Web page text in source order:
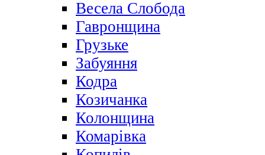
Весела Слобода
Гавронщина
Грузьке
Забуяння
Кодра
Козичанка
Колонщина
Комарівка